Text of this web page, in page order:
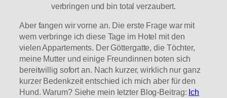
verbringen und bin total verzaubert.
Aber fangen wir vorne an. Die erste Frage war mit
wem verbringe ich diese Tage im Hotel mit den
vielen Appartements. Der Göttergatte, die Töchter,
meine Mutter und einige Freundinnen boten sich
bereitwillig sofort an. Nach kurzer, wirklich nur ganz
kurzer Bedenkzeit entschied ich mich aber für den
Hund. Warum? Siehe mein letzter Blog-Beitrag: Ich